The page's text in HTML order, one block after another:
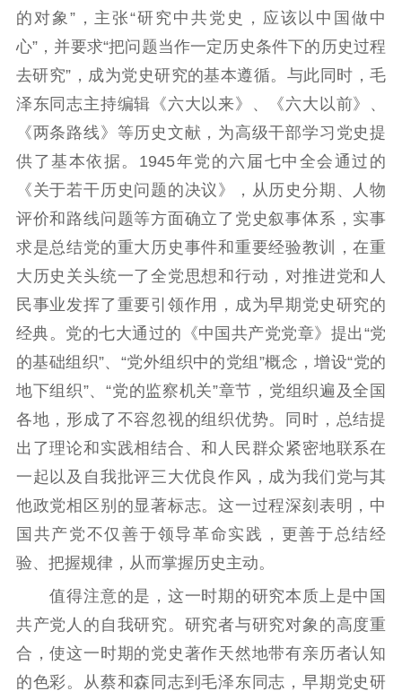
的对象”，主张“研究中共党史，应该以中国做中
心”，并要求“把问题当作一定历史条件下的历史过程
去研究”，成为党史研究的基本遵循。与此同时，毛
泽东同志主持编辑《六大以来》、《六大以前》、
《两条路线》等历史文献，为高级干部学习党史提
供了基本依据。1945年党的六届七中全会通过的
《关于若干历史问题的决议》，从历史分期、人物
评价和路线问题等方面确立了党史叙事体系，实事
求是总结党的重大历史事件和重要经验教训，在重
大历史关头统一了全党思想和行动，对推进党和人
民事业发挥了重要引领作用，成为早期党史研究的
经典。党的七大通过的《中国共产党党章》提出“党
的基础组织”、“党外组织中的党组”概念，增设“党的
地下组织”、“党的监察机关”章节，党组织遍及全国
各地，形成了不容忽视的组织优势。同时，总结提
出了理论和实践相结合、和人民群众紧密地联系在
一起以及自我批评三大优良作风，成为我们党与其
他政党相区别的显著标志。这一过程深刻表明，中
国共产党不仅善于领导革命实践，更善于总结经
验、把握规律，从而掌握历史主动。
值得注意的是，这一时期的研究本质上是中国
共产党人的自我研究。研究者与研究对象的高度重
合，使这一时期的党史著作天然地带有亲历者认知
的色彩。从蔡和森同志到毛泽东同志，早期党史研